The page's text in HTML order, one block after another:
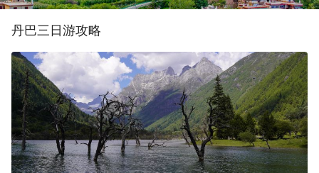
丹巴三 日游攻略